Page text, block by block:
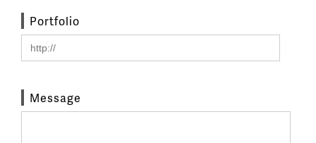
Portfolio
Message